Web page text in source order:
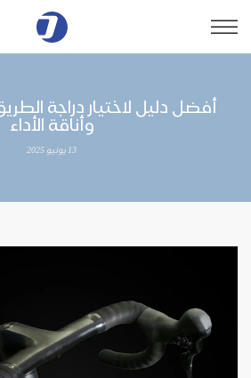
أفضل دليل لاختيار دراجة
وأناقة الأداء
13 يونيو 2025